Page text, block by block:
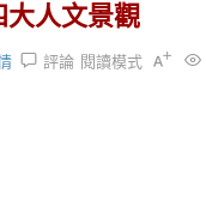
大人文景觀
評論 閱讀模式